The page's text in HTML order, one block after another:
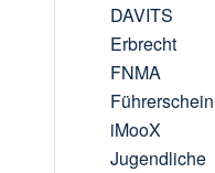
DAVITS
Erbrecht
FNMA
Führerschein
iMooX
Jugendliche